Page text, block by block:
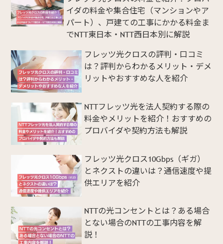
イダの料金や集合住宅（マンションやア
パート）、戸建ての工事にかかる料金ま
でNTT東日本・NTT西日本別に解説
フレッツ光クロスの評判・口コミ
は？評判からわかるメリット・デメ
リットやおすすめな人を紹介
NTTフレッツ光を法人契約する際の
料金やメリットを紹介！おすすめの
プロバイダや契約方法も解説
フレッツ光クロス10Gbps（ギガ）
とネクストの違いは？通信速度や提
供エリアを紹介
NTTの光コンセントとは？ある場合
とない場合のNTTの工事内容を解
説！